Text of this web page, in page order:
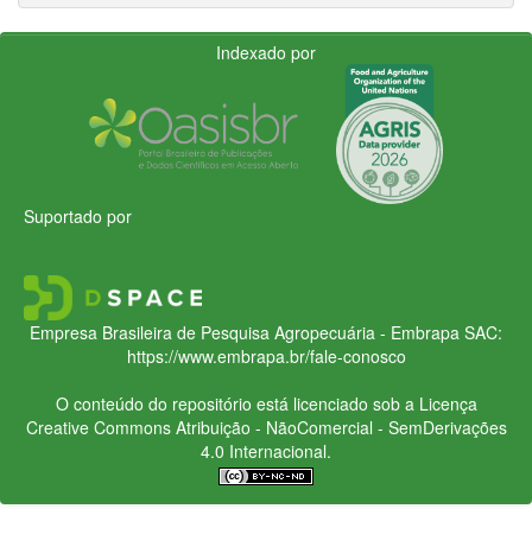
Indexado por
Suportado por
Empresa Brasileira de Pesquisa Agropecuária - Embrapa SAC:
https://www.embrapa.br/fale-conosco
O conteúdo do repositório está licenciado sob a Licença
Creative CommonsAtribuição - NãoComercial - SemDerivações
4.0 Internacional.